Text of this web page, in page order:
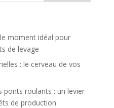
moment idéal pour
de levage
: le cerveau de vos
ponts roulants : un levier
de production